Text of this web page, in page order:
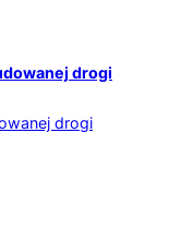
drogi